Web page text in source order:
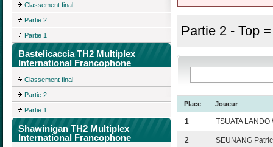
Classement final
Partie 2
Partie 1
Bastelicaccia TH2 Multiplex
International Francophone
Classement final
Partie 2
Partie 1
Shawinigan TH2 Multiplex
International Francophone
Partie 2 - Top
Place Joueur
1 TSUATA LANDO
2 SEUNANG